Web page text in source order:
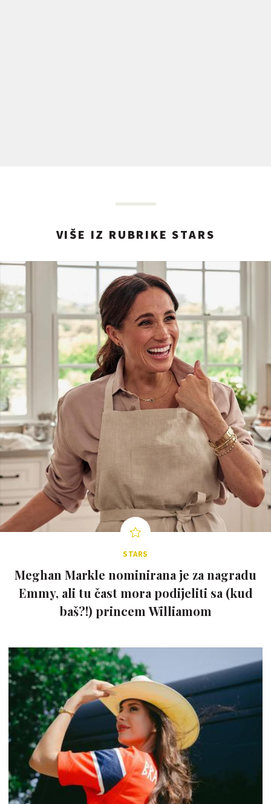
VIŠE IZ RUBRIKE STARS
STARS
Meghan Markle nominirana je za nagradu
Emmy, ali tu čast mora podijeliti sa (kud
baš?!) princem Williamom